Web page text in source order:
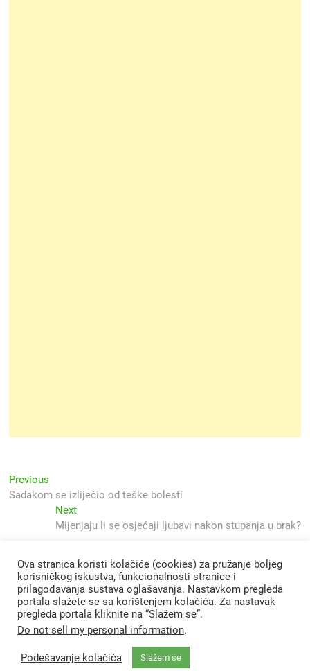
Navigacija
objava
Previous
post:
Sadakom se izliječio od teške bolesti
NextNext
post:
Mijenjaju li se osjećaji ljubavi nakon stupanja u brak?
Svjetlo Islama| Designed by: Theme Freesia
Ova stranica koristi kolačiće (cookies) za pružanje boljeg
korisničkog iskustva, funkcionalnosti stranice i
prilagođavanja sustava oglašavanja. Nastavkom pregleda
portala slažete se sa korištenjem kolačića. Za nastavak
pregleda portala kliknite na “Slažem se”.
Do not sell my personal information.
Podešavanje kolačića Slažem se